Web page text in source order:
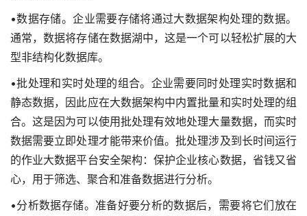
•数据存储。企业需要存储将通过大数据架构处理的数据。
通常，数据将存储在数据湖中，这是一个可以轻松扩展的大
型非结构化数据库。
•批处理和实时处理的组合。企业需要同时处理实时数据和
静态数据，因此应在大数据架构中内置批量和实时处理的组
合。这是因为可以使用批处理有效地处理大量数据，而实时
数据需要立即处理才能带来价值。批处理涉及到长时间运行
的作业大数据平台安全架构：保护企业核心数据，省钱又省
心，用于筛选、聚合和准备数据进行分析。
•分析数据存储。准备好要分析的数据后，需要将它们放在